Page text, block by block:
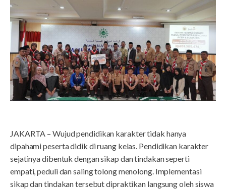
JAKARTA – Wujud pendidikan karakter tidak hanya
dipahami peserta didik di ruang kelas. Pendidikan karakter
sejatinya dibentuk dengan sikap dan tindakan seperti
empati, peduli dan saling tolong menolong. Implementasi
sikap dan tindakan tersebut dipraktikan langsung oleh siswa